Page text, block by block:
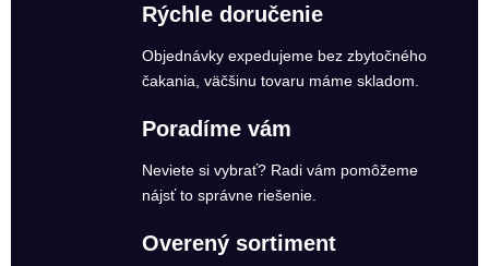
Rýchle doručenie
Objednávky expedujeme bez zbytočného
čakania, väčšinu tovaru máme skladom.
Poradíme vám
Neviete si vybrať? Radi vám pomôžeme
nájsť to správne riešenie.
Overený sortiment